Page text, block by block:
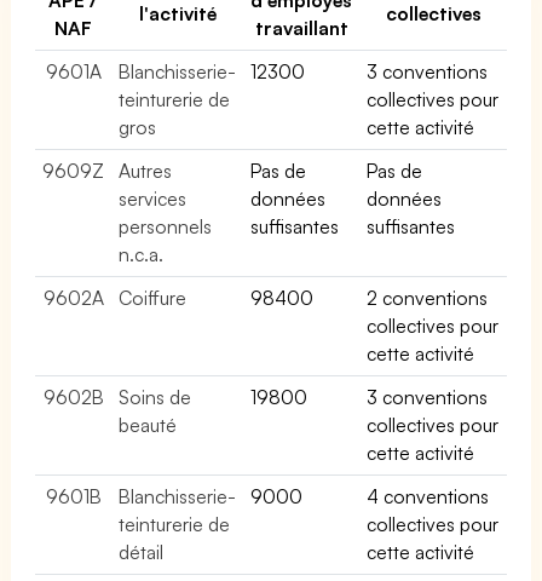
NAF
l'activité
travaillant
collectives
9601A
Blanchisserie-
teinturerie de
gros
12300
3 conventions
collectives pour
cette activité
9609Z
Autres
services
personnels
n.c.a.
Pas de
données
suffisantes
Pas de
données
suffisantes
9602A Coiffure 98400
2 conventions
collectives pour
cette activité
9602B
Soins de
beauté
19800
3 conventions
collectives pour
cette activité
9601B
Blanchisserie-
teinturerie de
détail
9000
4 conventions
collectives pour
cette activité